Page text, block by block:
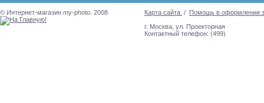
© Интернет-магазин my-photo. 2008 Карта сайта / Помощь в оформлении
г. Москва, ул. Проекторная
Контактный телефон: (499)